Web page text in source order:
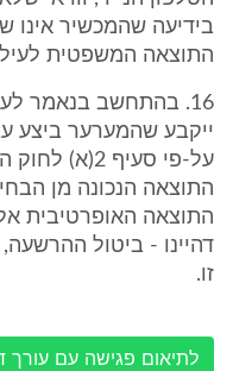
בידיעה שהמכשיר אינו
התוצאה המשפטית
16. בהתחשב בנאמר
ייקבע שהמערער ביצע
התוצאה הנכונה מן
התוצאה האופרטיבית
דהיינו - ביטול
זו.
לתיאום פגישה עם עורך דין חייגו